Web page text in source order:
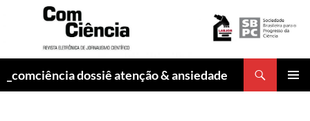
_comciência dossiê atenção & ansiedade